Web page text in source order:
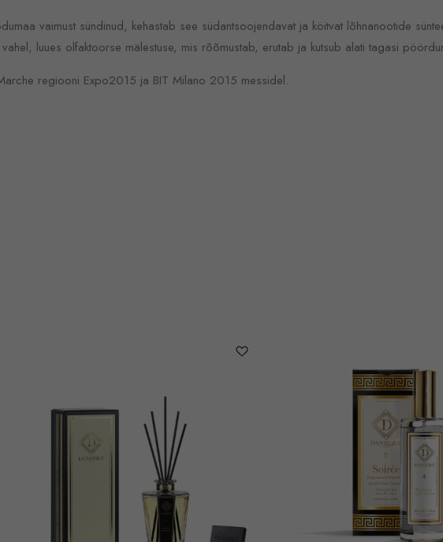
vaimust sündinud, kehastab see südantsoojendavat ja köitvat lõhnanootide
luues olfaktoorse mälestuse, mis rõõmustab, erutab ja kutsub alati tagasi
regiooni Expo2015 ja BIT Milano 2015 messidel.